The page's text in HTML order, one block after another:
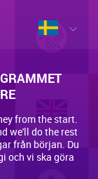
from the start.
we'll do the rest
från början. Du
och vi ska göra